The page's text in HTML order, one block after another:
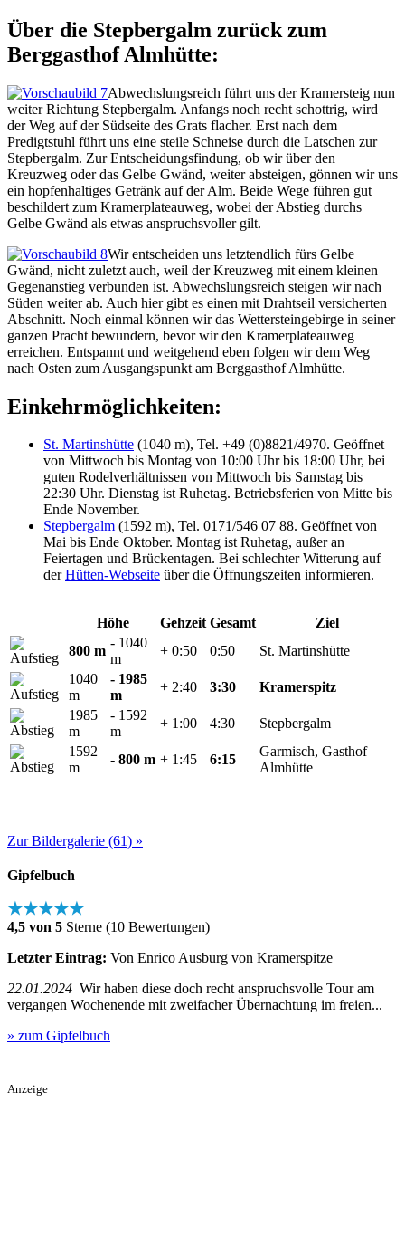
Über die Stepbergalm zurück zum
Berggasthof Almhütte:
Abwechslungsreich führt uns der Kramersteig nun
weiter Richtung Stepbergalm. Anfangs noch recht schottrig, wird
der Weg auf der Südseite des Grats flacher. Erst nach dem
Predigtstuhl führt uns eine steile Schneise durch die Latschen zur
Stepbergalm. Zur Entscheidungsfindung, ob wir über den
Kreuzweg oder das Gelbe Gwänd, weiter absteigen, gönnen wir uns
ein hopfenhaltiges Getränk auf der Alm. Beide Wege führen gut
beschildert zum Kramerplateauweg, wobei der Abstieg durchs
Gelbe Gwänd als etwas anspruchsvoller gilt.
Wir entscheiden uns letztendlich fürs Gelbe
Gwänd, nicht zuletzt auch, weil der Kreuzweg mit einem kleinen
Gegenanstieg verbunden ist. Abwechslungsreich steigen wir nach
Süden weiter ab. Auch hier gibt es einen mit Drahtseil versicherten
Abschnitt. Noch einmal können wir das Wettersteingebirge in seiner
ganzen Pracht bewundern, bevor wir den Kramerplateauweg
erreichen. Entspannt und weitgehend eben folgen wir dem Weg
nach Osten zum Ausgangspunkt am Berggasthof Almhütte.
Einkehrmöglichkeiten:
St. Martinshütte (1040 m), Tel. +49 (0)8821/4970. Geöffnet
von Mittwoch bis Montag von 10:00 Uhr bis 18:00 Uhr, bei
guten Rodelverhältnissen von Mittwoch bis Samstag bis
22:30 Uhr. Dienstag ist Ruhetag. Betriebsferien von Mitte bis
Ende November.
Stepbergalm (1592 m), Tel. 0171/546 07 88. Geöffnet von
Mai bis Ende Oktober. Montag ist Ruhetag, außer an
Feiertagen und Brückentagen. Bei schlechter Witterung auf
derHütten-Webseite über die Öffnungszeiten informieren.
Höhe Gehzeit Gesamt
Ziel
800 m
- 1040
m
+ 0:50 0:50
St. Martinshütte
1040
m
- 1985
m
+ 2:40 3:30
Kramerspitz
1985
m
- 1592
m
+ 1:00 4:30
Stepbergalm
1592
m
- 800 m + 1:45 6:15
Garmisch, Gasthof
Almhütte
Zur Bildergalerie (61) »
Gipfelbuch
★★★★★
4,5 von 5 Sterne (10 Bewertungen)
Letzter Eintrag: Von Enrico Ausburg von Kramerspitze
22.01.2024 Wir haben diese doch recht anspruchsvolle Tour am
vergangen Wochenende mit zweifacher Übernachtung im freien...
» zum Gipfelbuch
Anzeige